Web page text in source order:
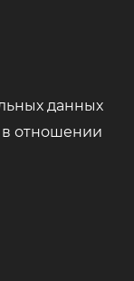
данных
отношении